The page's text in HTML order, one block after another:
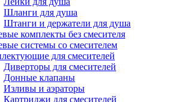
Шланги для душа
Штанги и держатели для душа
комплекты без смесителя
системы со смесителем
для смесителей
Диверторы для смесителей
Донные клапаны
Изливы и аэраторы
Картриджи для смесителей